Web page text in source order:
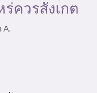
ควรสังเกต
A.